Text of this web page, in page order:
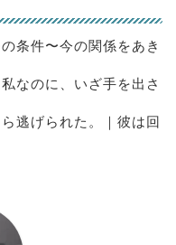
条件〜今の関係をあき
なのに、いざ手を出さ
逃げられた。｜彼は回